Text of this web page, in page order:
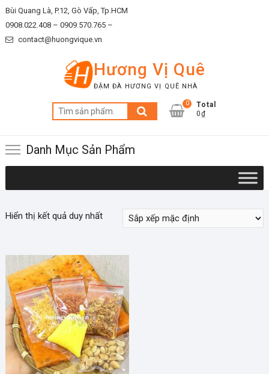
Skip
to
content
Bùi Quang Là, P.12, Gò Vấp, Tp.HCM
0908.022.408 – 0909.570.765 –
contact@huongvique.vn
Hương Vị Quê
ĐẬM ĐÀ HƯƠNG VỊ QUÊ NHÀ
Tìm
kiếm:
0
Total
0₫
Danh Mục Sản Phẩm
Hiển thị kết quả duy nhất